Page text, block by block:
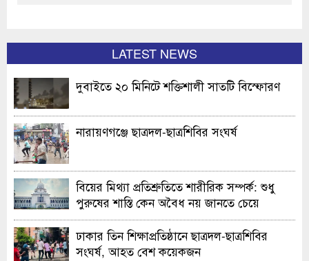
LATEST NEWS
দুবাইতে ২০ মিনিটে শক্তিশালী সাতটি বিস্ফোরণ
নারায়ণগঞ্জে ছাত্রদল-ছাত্রশিবির সংঘর্ষ
বিয়ের মিথ্যা প্রতিশ্রুতিতে শারীরিক সম্পর্ক: শুধু
পুরুষের শাস্তি কেন অবৈধ নয় জানতে চেয়ে
হাইকোর্টের রুল
ঢাকার তিন শিক্ষাপ্রতিষ্ঠানে ছাত্রদল-ছাত্রশিবির
সংঘর্ষ, আহত বেশ কয়েকজন